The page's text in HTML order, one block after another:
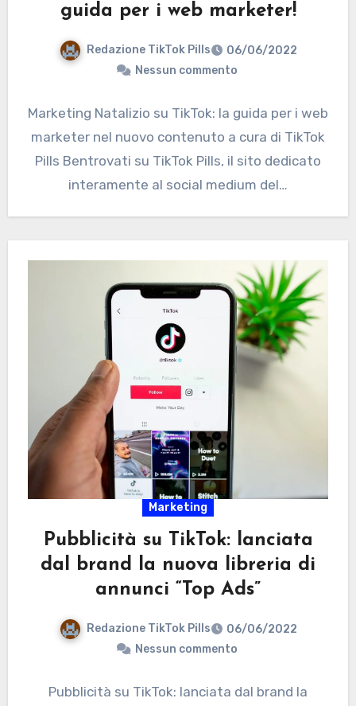
guida per i web marketer!
Redazione TikTok Pills
06/06/2022
Nessun commento
Marketing Natalizio su TikTok: la guida per i web
marketer nel nuovo contenuto a cura di TikTok
Pills Bentrovati su TikTok Pills, il sito dedicato
interamente al social medium del…
Marketing
Pubblicità su TikTok: lanciata
dal brand la nuova libreria di
annunci “Top Ads”
Redazione TikTok Pills
06/06/2022
Nessun commento
Pubblicità su TikTok: lanciata dal brand la